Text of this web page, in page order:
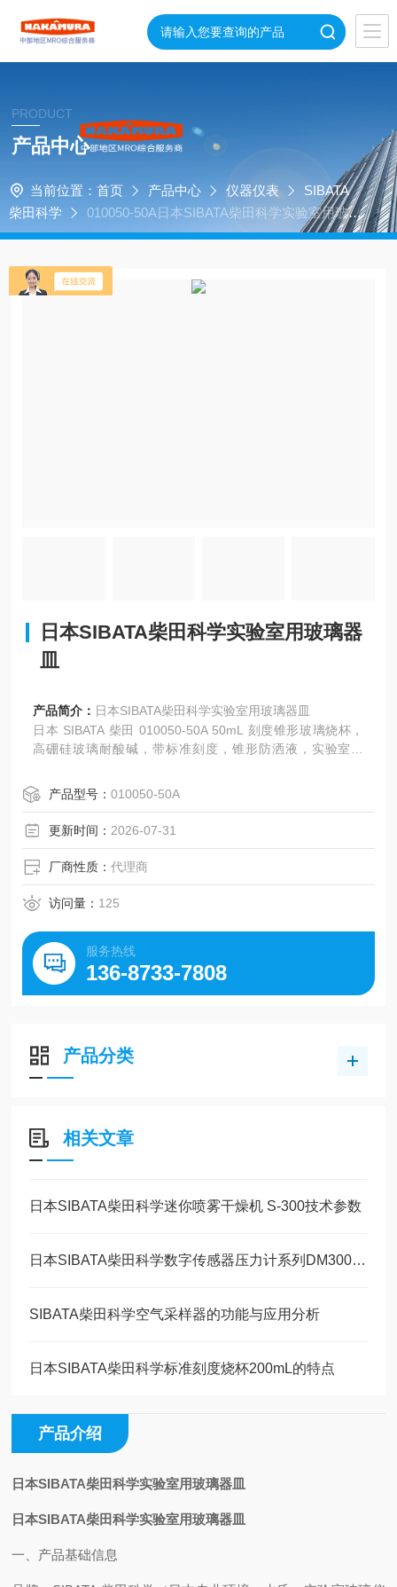
PRODUCT
产品中心
当前位置： 首页 产品中心 仪器仪表
SIBATA
柴田科学
010050-50A日本SIBATA柴田科学实验室用玻璃
器皿
日本SIBATA柴田科学实验室用玻璃器
皿
产品简介： 日本SIBATA柴田科学实验室用玻璃器皿
日本 SIBATA 柴田 010050-50A 50mL 刻度锥形玻璃烧杯，
高硼硅玻璃耐酸碱，带标准刻度，锥形防洒液，实验室水
产品型号：010050-50A
更新时间： 2026-07-31
厂商性质：代理商
访问量： 125
服务热线
136-8733-7808
产品分类
相关文章
日本SIBATA柴田科学迷你喷雾干燥机 S-300技术参数
日本SIBATA柴田科学数字传感器压力计系列DM300S操作方法
SIBATA柴田科学空气采样器的功能与应用分析
日本SIBATA柴田科学标准刻度烧杯200mL的特点
产品介绍
日本SIBATA柴田科学实验室用玻璃器皿
日本SIBATA柴田科学实验室用玻璃器皿
一、产品基础信息